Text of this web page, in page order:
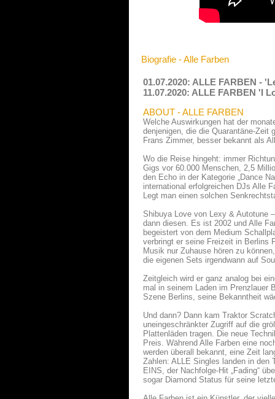
Biografie - Alle Farben
01.07.2020: ALLE FARBEN -
11.07.2020: ALLE FARBEN 'I
ABOUT - ALLE FARBEN
Welche Auswirkungen hat der
denjenigen, die die Quarantäne-
Frans Zimmer, besser bekannt als
Wo die Reise hingeht: immer
Gigs vor 60.000 Menschen, 2,5
den Echo in der Kategorie „Dance
international erfolgreichen DJs Alle
Legt man einen solchen
Shibuya Love von Lexy & Autotune
dann diesen. Es ist 2002 und Alle
begeistert von dem Medium
verbringt er seine Freizeit in Berlins
Musik nur Zuhause hören zu
die eigenen Sets irgendwann auf
Zeitgleich wird er ganz analog bei
mal in seinem Laden im Prenzlauer
Szene Berlins, seine Bekanntheit
Und dann? Dann kam Traktor
uneingeschränkter Zugriff auf die
Plattenläden tragen. Die neue
Preis. Während Alle Farben eine
werden überall bekannt, eine Zeit
Zahlen: ALLE Singles landen in den
EINS, der Nachfolge-Hit „Fading“
sogar Diamond Status für seine